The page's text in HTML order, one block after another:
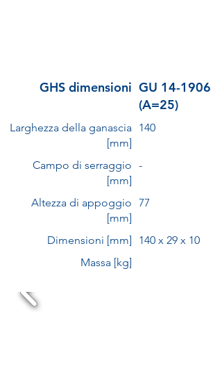
GHS dimensioni GU 14-1906
(A=25)
Larghezza della ganascia
[mm]
140
Campo di serraggio
[mm]
-
Altezza di appoggio
[mm]
77
Dimensioni [mm]
140 x 29 x 10
Massa [kg]